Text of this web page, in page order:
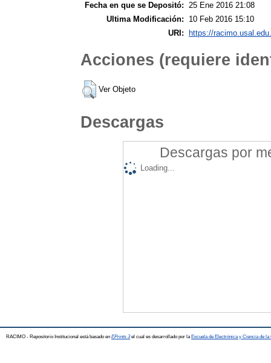
Fecha en que se Depositó: 25 Ene 2016 21:08
Ultima Modificación:
10 Feb 2016 15:10
URI:
https://
Acciones (requiere
Ver Objeto
Descargas
Descargas por
Loading...
RACIMO - Repositorio Institucional está basado en EPrints 3el cual es desarrollado por la Escuela de Electrónica y Ciencia de la